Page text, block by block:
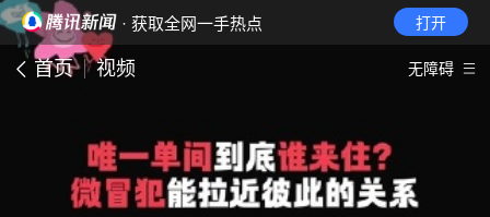
· 获取全网一手热点 打开
首页 视频 无障碍